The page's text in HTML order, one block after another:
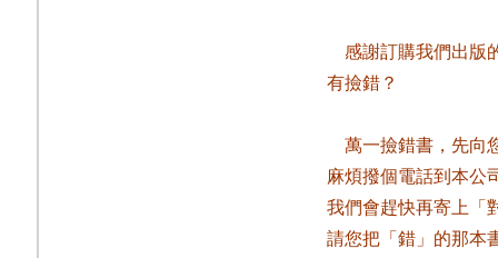
感謝訂購我們出版
有撿錯？
萬一撿錯書，先向
麻煩撥個電話到本公
我們會趕快再寄上「
請您把「錯」的那本